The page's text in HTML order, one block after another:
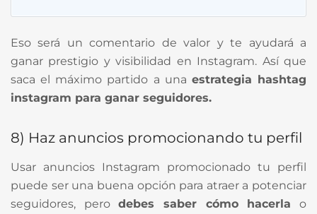
Eso será un comentario de valor y te ayudará a
ganar prestigio y visibilidad en Instagram. Así que
saca el máximo partido a una estrategia hashtag
instagram para ganar seguidores.
8) Haz anuncios promocionando tu perfil
Usar anuncios Instagram promocionado tu perfil
puede ser una buena opción para atraer a potenciar
seguidores, perodebes saber cómo hacerla o